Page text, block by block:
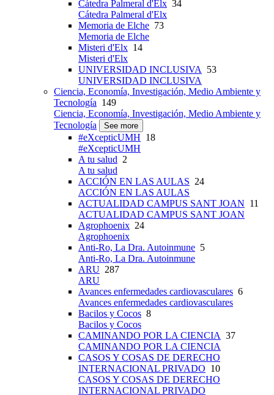
Cátedra Palmeral d'Elx 34
Cátedra Palmeral d'Elx
Memoria de Elche 73
Memoria de Elche
Misteri d'Elx 14
Misteri d'Elx
UNIVERSIDAD INCLUSIVA 53
UNIVERSIDAD INCLUSIVA
Ciencia, Economía, Investigación, Medio Ambiente y
Tecnología 149
Ciencia, Economía, Investigación, Medio Ambiente y
Tecnología
See more
#eXcepticUMH 18
#eXcepticUMH
A tu salud 2
A tu salud
ACCIÓN EN LAS AULAS 24
ACCIÓN EN LAS AULAS
ACTUALIDAD CAMPUS SANT JOAN 11
ACTUALIDAD CAMPUS SANT JOAN
Agrophoenix 24
Agrophoenix
Anti-Ro, La Dra. Autoinmune 5
Anti-Ro, La Dra. Autoinmune
ARU 287
ARU
Avances enfermedades cardiovasculares 6
Avances enfermedades cardiovasculares
Bacilos y Cocos 8
Bacilos y Cocos
CAMINANDO POR LA CIENCIA 37
CAMINANDO POR LA CIENCIA
CASOS Y COSAS DE DERECHO
INTERNACIONAL PRIVADO 10
CASOS Y COSAS DE DERECHO
INTERNACIONAL PRIVADO